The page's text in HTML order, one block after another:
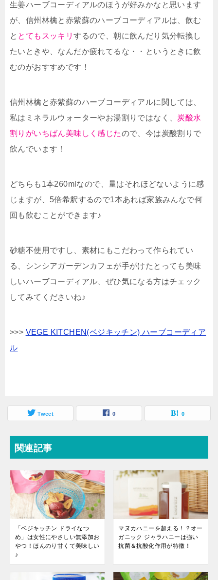
生姜ハーブコーディアルのほうが好みかなと思います
が、信州林檎と赤紫蘇のハーブコーディアルは、飲む
と とてもスッキリするので、朝に飲んだり気分転換し
たいときや、なんだか疲れてるな・・というときに飲
むのがおすすめです！
信州林檎と赤紫蘇のハーブコーディアルに関しては、
私はミネラルウォーターやお湯割りではなく、 炭酸水
割りがいちばん美味しく感じたので、今は炭酸割りで
飲んでいます！
どちらも1本260mlなので、量はそれほどないように感
じますが、5倍希釈するので1本あれば家族みんなで何
回も飲むことができます♪
砂糖不使用ですし、素材にもこだわって作られてい
る、シンシアガーデンカフェが手がけたとっても美味
しいハーブコーディアル、ぜひ気になる方はチェック
してみてくださいね♪
>>> VEGE KITCHEN(ベジキッチン) ハーブコーディア
ル
Tweet 0 0
関連記事
「ベジキッチン ドライなつ
め」は女性にやさしい無添加お
やつ！ほんのり甘くて美味しい
♪
マヌカハニーを超える！？オー
ガニック ジャラハニーは強い
抗菌＆抗酸化作用が特徴！